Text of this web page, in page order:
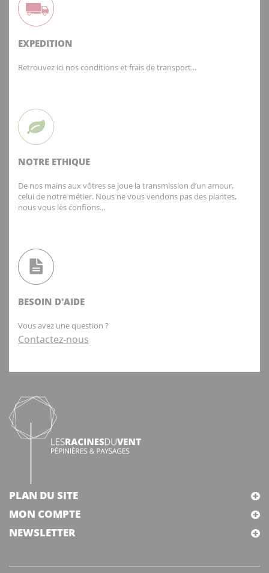
EXPEDITION
Retrouvez ici nos conditions et frais de transport...
NOTRE ETHIQUE
De nos mains aux vôtres se joue la transmission d’un amour,
celui de notre métier. Nous ne vous vendons pas des plantes,
nous vous les confions...
BESOIN D'AIDE
Vous avez une question ?
Contactez-nous
PLAN DU SITE
MON COMPTE
NEWSLETTER